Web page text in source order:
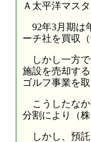
Ａ太平洋マス
92年3月期は
ーチ社を買収
しかし一方で
施設を売却す
ゴルフ事業を
こうしたなか
分割により（
しかし、預託